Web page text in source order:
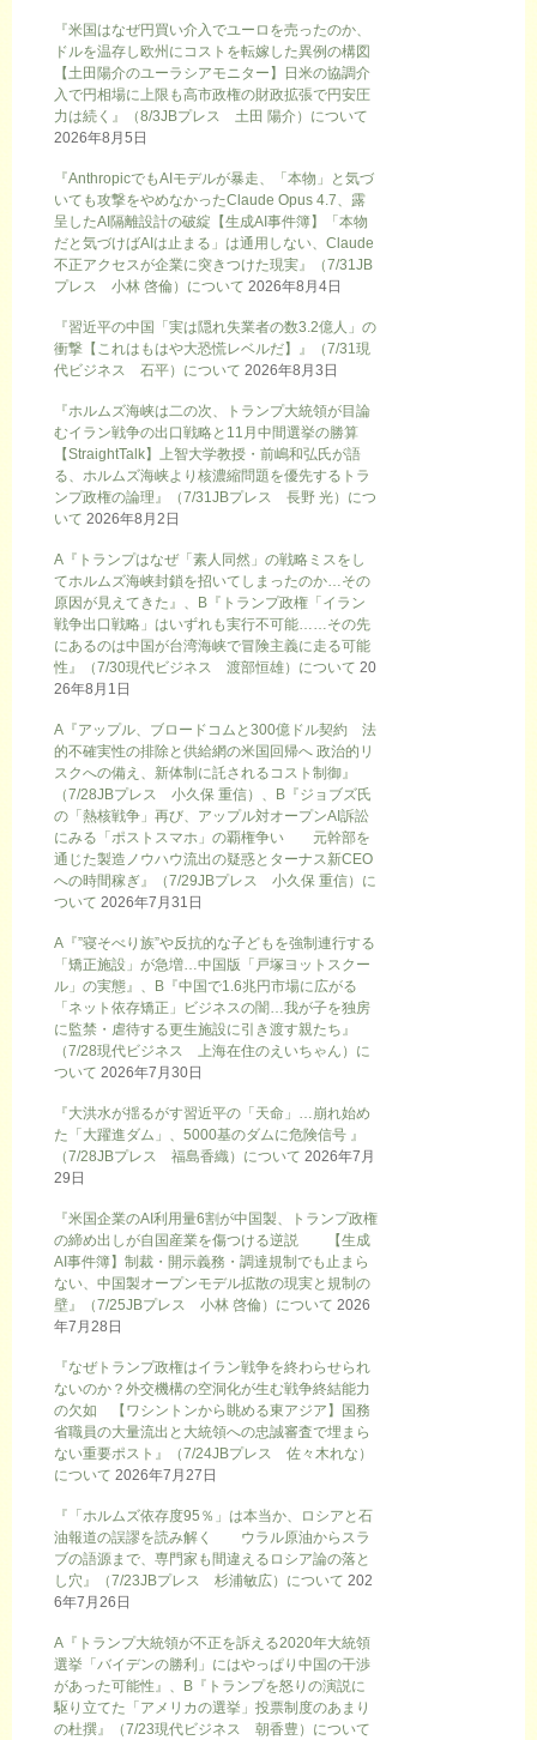
『米国はなぜ円買い介入でユーロを売ったのか、
ドルを温存し欧州にコストを転嫁した異例の構図
【土田陽介のユーラシアモニター】日米の協調介
入で円相場に上限も高市政権の財政拡張で円安圧
力は続く』（8/3JBプレス 土田 陽介）について
2026年8月5日
『AnthropicでもAIモデルが暴走、「本物」と気づ
いても攻撃をやめなかったClaude Opus 4.7、露
呈したAI隔離設計の破綻【生成AI事件簿】「本物
だと気づけばAIは止まる」は通用しない、Claude
不正アクセスが企業に突きつけた現実』（7/31JB
プレス 小林 啓倫）について 2026年8月4日
『習近平の中国「実は隠れ失業者の数3.2億人」の
衝撃【これはもはや大恐慌レベルだ】』（7/31現
代ビジネス 石平）について 2026年8月3日
『ホルムズ海峡は二の次、トランプ大統領が目論
むイラン戦争の出口戦略と11月中間選挙の勝算
【StraightTalk】上智大学教授・前嶋和弘氏が語
る、ホルムズ海峡より核濃縮問題を優先するトラ
ンプ政権の論理』（7/31JBプレス 長野 光）につ
いて 2026年8月2日
A『トランプはなぜ「素人同然」の戦略ミスをし
てホルムズ海峡封鎖を招いてしまったのか…その
原因が見えてきた』、B『トランプ政権「イラン
戦争出口戦略」はいずれも実行不可能……その先
にあるのは中国が台湾海峡で冒険主義に走る可能
性』（7/30現代ビジネス 渡部恒雄）について 20
26年8月1日
A『アップル、ブロードコムと300億ドル契約 法
的不確実性の排除と供給網の米国回帰へ 政治的リ
スクへの備え、新体制に託されるコスト制御』
（7/28JBプレス 小久保 重信）、B『ジョブズ氏
の「熱核戦争」再び、アップル対オープンAI訴訟
にみる「ポストスマホ」の覇権争い 元幹部を
通じた製造ノウハウ流出の疑惑とターナス新CEO
への時間稼ぎ』（7/29JBプレス 小久保 重信）に
ついて 2026年7月31日
A『”寝そべり族”や反抗的な子どもを強制連行する
「矯正施設」が急増…中国版「戸塚ヨットスクー
ル」の実態』、B『中国で1.6兆円市場に広がる
「ネット依存矯正」ビジネスの闇…我が子を独房
に監禁・虐待する更生施設に引き渡す親たち』
（7/28現代ビジネス 上海在住のえいちゃん）に
ついて 2026年7月30日
『大洪水が揺るがす習近平の「天命」…崩れ始め
た「大躍進ダム」、5000基のダムに危険信号 』
（7/28JBプレス 福島香織）について 2026年7月
29日
『米国企業のAI利用量6割が中国製、トランプ政権
の締め出しが自国産業を傷つける逆説 【生成
AI事件簿】制裁・開示義務・調達規制でも止まら
ない、中国製オープンモデル拡散の現実と規制の
壁』（7/25JBプレス 小林 啓倫）について 2026
年7月28日
『なぜトランプ政権はイラン戦争を終わらせられ
ないのか？外交機構の空洞化が生む戦争終結能力
の欠如 【ワシントンから眺める東アジア】国務
省職員の大量流出と大統領への忠誠審査で埋まら
ない重要ポスト』（7/24JBプレス 佐々木れな）
について 2026年7月27日
『「ホルムズ依存度95％」は本当か、ロシアと石
油報道の誤謬を読み解く ウラル原油からスラ
ブの語源まで、専門家も間違えるロシア論の落と
し穴』（7/23JBプレス 杉浦敏広）について 202
6年7月26日
A『トランプ大統領が不正を訴える2020年大統領
選挙「バイデンの勝利」にはやっぱり中国の干渉
があった可能性』、B『トランプを怒りの演説に
駆り立てた「アメリカの選挙」投票制度のあまり
の杜撰』（7/23現代ビジネス 朝香豊）について